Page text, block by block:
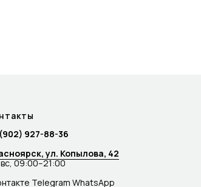
927-88-36
ул. Копылова, 42
09:00–21:00
Telegram WhatsApp